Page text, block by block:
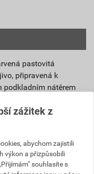
pastovitá
připravená k
podkladním nátěrem
souvrství
hodinách,
na povrchu, která
nevzhledných řas.
dokáže
zážitek z
abychom zajistili
výkon a přizpůsobili
souhlasíte s